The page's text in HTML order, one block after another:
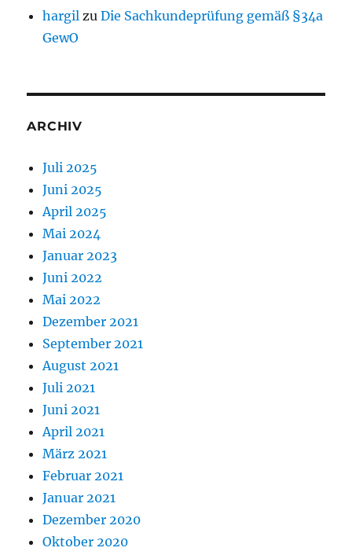
hargil zuDie Sachkundeprüfung gemäß §34a
GewO
ARCHIV
Juli 2025
Juni 2025
April 2025
Mai 2024
Januar 2023
Juni 2022
Mai 2022
Dezember 2021
September 2021
August 2021
Juli 2021
Juni 2021
April 2021
März 2021
Februar 2021
Januar 2021
Dezember 2020
Oktober 2020